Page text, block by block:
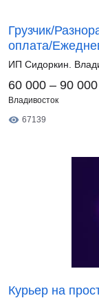
Грузчик/
оплата/
ИП Сидоркин.
60 000 – 90 000
Владивосток
67139
Курьер на